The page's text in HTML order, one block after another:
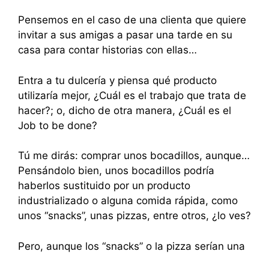
Pensemos en el caso de una clienta que quiere
invitar a sus amigas a pasar una tarde en su
casa para contar historias con ellas…
Entra a tu dulcería y piensa qué producto
utilizaría mejor, ¿Cuál es el trabajo que trata de
hacer?; o, dicho de otra manera, ¿Cuál es el
Job to be done?
Tú me dirás: comprar unos bocadillos, aunque…
Pensándolo bien, unos bocadillos podría
haberlos sustituido por un producto
industrializado o alguna comida rápida, como
unos “snacks”, unas pizzas, entre otros, ¿lo ves?
Pero, aunque los “snacks” o la pizza serían una